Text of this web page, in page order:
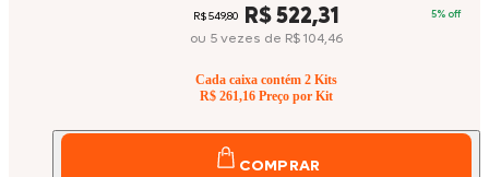
Original price:
R$ 549,80 Price:
R$ 522,31 5% off
ou 5vezes de R$ 104,46
Cada caixa contém 2 Kits
R$ 261,16 Preço por Kit
COMPRAR